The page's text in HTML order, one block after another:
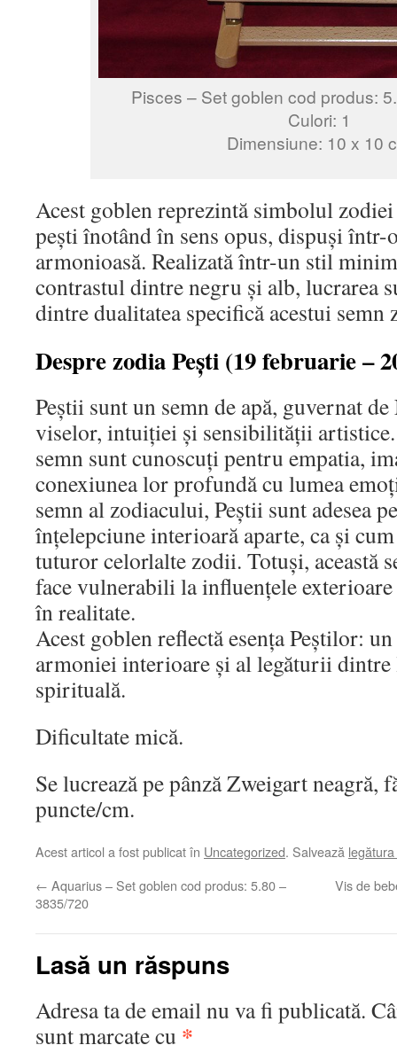
Pisces – Set goblen cod produs:
Culori: 1
Dimensiune: 10 x 10
Acest goblen reprezintă simbolul
pești înotând în sens opus, dispuși
armonioasă. Realizată într-un stil
contrastul dintre negru și alb, lucrarea
dintre dualitatea specifică acestui semn
Despre zodia Pești (19 februarie –
Peștii sunt un semn de apă, guvernat
viselor, intuiției și sensibilității artistice.
semn sunt cunoscuți pentru empatia,
conexiunea lor profundă cu lumea
semn al zodiacului, Peștii sunt adesea
înțelepciune interioară aparte, ca și
tuturor celorlalte zodii. Totuși, această
face vulnerabili la influențele
în realitate.
Acest goblen reflectă esența Peștilor:
armoniei interioare și al legăturii dintre
spirituală.
Dificultate mică.
Se lucrează pe pânză Zweigart neagră,
puncte/cm.
Acest articol a fost publicat în Uncategorized. Salvează
← Aquarius – Set goblen cod produs: 5.80 –
3835/720
Vis de
Lasă un răspuns
Adresa ta de email nu va fi publicată.
sunt marcate cu *